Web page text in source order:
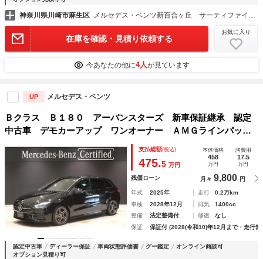
神奈川県川崎市麻生区
在庫を確認・見積り依頼する
お気に入り
今あなたの他に4人が見ています
UP メルセデス・ベンツ
Ｂクラス Ｂ１８０ アーバンスターズ 新車保証継承 認定
中古車 デモカーアップ ワンオーナー ＡＭＧラインパッケ
ージ パノラミックスライディングルーフ メモリー付きパワ
ーシート フットトランクオープナー ブラインドスポット
支払総額(税込)
475.5 万円
本体価格
458
万円
諸費用
17.5
万円
残価ローン 月々 9,800 円
年式 2025年 走行
0.2万km
車検
2028年12月 排気
1400cc
整備
法定整備付 修復
なし
保証
保証付 (2028(令和10)年12月まで・走行無
認定中古車 ディーラー保証 車両状態評価書 グー鑑定
オンライン商談可
オプション見積り可